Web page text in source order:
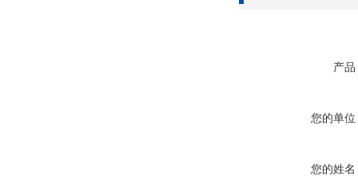
产品
您的单位
您的姓名